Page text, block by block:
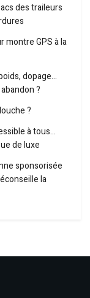
des traileurs
montre GPS à la
dopage…
?
?
à tous…
de luxe
sponsorisée
la